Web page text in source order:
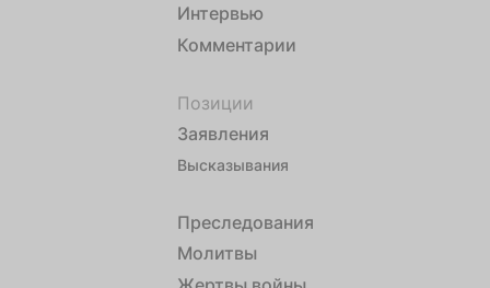
Интервью
Комментарии
Позиции
Заявления
Высказывания
Преследования
Молитвы